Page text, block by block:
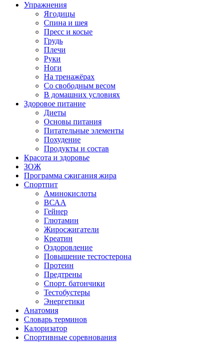
Упражнения
Ягодицы
Спина и шея
Пресс и косые
Грудь
Плечи
Руки
Ноги
На тренажёрах
Со свободным весом
В домашних условиях
Здоровое питание
Диеты
Основы питания
Питательные элементы
Похудение
Продукты и состав
Красота и здоровье
ЗОЖ
Программа сжигания жира
Спортпит
Аминокислоты
ВСАА
Гейнер
Глютамин
Жиросжигатели
Креатин
Оздоровление
Повышение тестостерона
Протеин
Предтрены
Спорт. батончики
Тестобустеры
Энергетики
Анатомия
Словарь терминов
Калоризатор
Спортивные соревнования